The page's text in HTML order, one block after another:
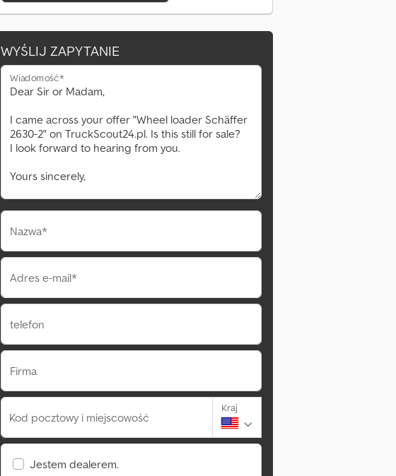
WYŚLIJ ZAPYTANIE
Wiadomość*
Nazwa*
Adres e-mail*
telefon
Firma
Kod pocztowy i miejscowość
Kraj
Jestem dealerem.